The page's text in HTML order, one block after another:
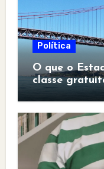
Política
O que o
classe